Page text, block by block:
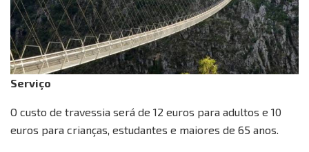
Serviço
O custo de travessia será de 12 euros para adultos e 10
euros para crianças, estudantes e maiores de 65 anos.